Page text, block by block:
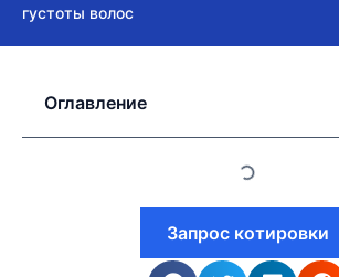
густоты волос
Оглавление
Запрос котировки